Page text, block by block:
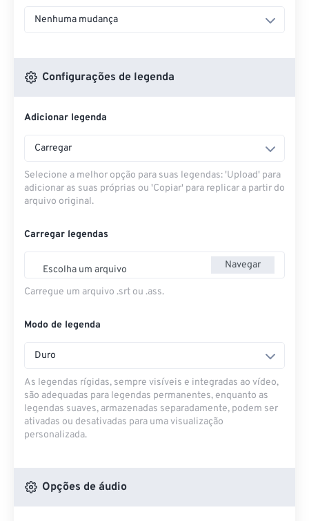
Nenhuma mudança
Configurações de legenda
Adicionar legenda
Carregar
Selecione a melhor opção para suas legendas: 'Upload' para
adicionar as suas próprias ou 'Copiar' para replicar a partir do
arquivo original.
Carregar legendas
Escolha um arquivo Navegar
Carregue um arquivo .srt ou .ass.
Modo de legenda
Duro
As legendas rígidas, sempre visíveis e integradas ao vídeo,
são adequadas para legendas permanentes, enquanto as
legendas suaves, armazenadas separadamente, podem ser
ativadas ou desativadas para uma visualização
personalizada.
Opções de áudio